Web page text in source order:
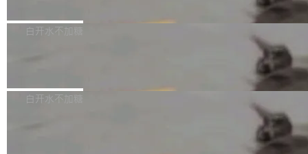
自研的多个文生3D和...
整性保护。效果是：吞吐量提升 41%，每 token
让语音识别不再只是听清，而是真正听懂。通过
w 不要求标准普通话，方言识别覆盖粤语、吴语
新和少量网页兼容性修复版本。 Changes/fixe
容提供的字体时出现的几个问题 为避免音频加
白开水不加糖
发布的 Release Notes，他利用 AI 工具（如 Co
白开水不加糖